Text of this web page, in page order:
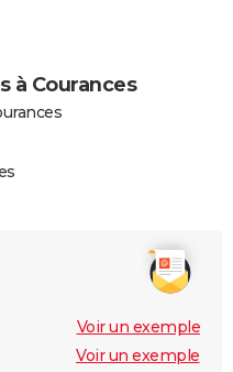
à Courances
Voir un exemple
Voir un exemple